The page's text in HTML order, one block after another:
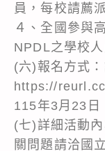
員，每校請薦
４、全國參與
NPDL之學校人
(六)報名方式
https://
115年3月23日
(七)詳細活動
關問題請洽國